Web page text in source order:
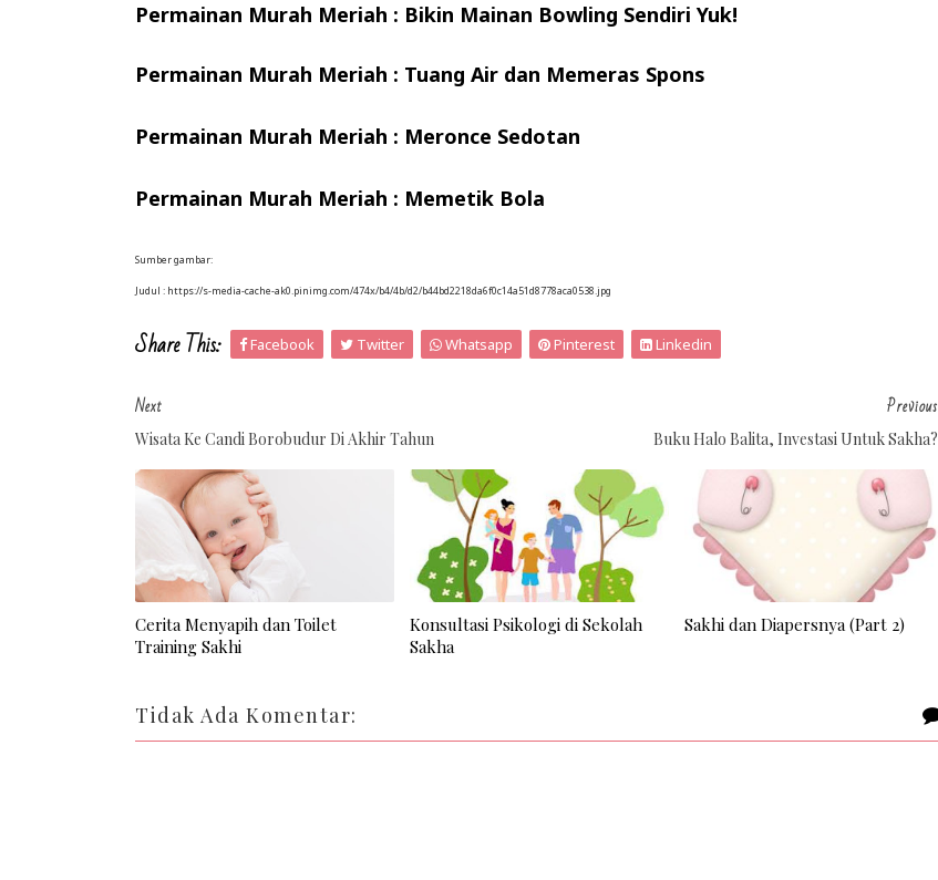
Permainan Murah Meriah : Bikin Mainan Bowling Sendiri Yuk!
Permainan Murah Meriah : Tuang Air dan Memeras Spons
Permainan Murah Meriah : Meronce Sedotan
Permainan Murah Meriah : Memetik Bola
Sumber gambar:
Judul : https://s-media-cache-ak0.pinimg.com/474x/b4/4b/d2/b44bd2218da6f0c14a51d8778aca0538.jpg
Share This: Facebook Twitter Whatsapp Pinterest Linkedin
Next
Wisata Ke Candi Borobudur Di Akhir Tahun
Previous
Buku Halo Balita, Investasi Untuk Sakha?
Cerita Menyapih dan Toilet
Training Sakhi
Konsultasi Psikologi di Sekolah
Sakha
Sakhi dan Diapersnya (Part 2)
Tidak Ada Komentar: